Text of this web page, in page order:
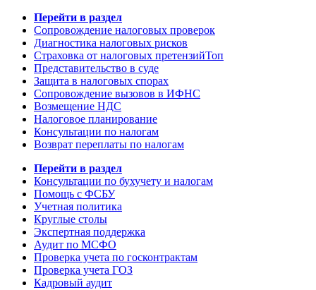
Перейти в раздел
Сопровождение налоговых проверок
Диагностика налоговых рисков
Страховка от налоговых претензийТоп
Представительство в суде
Защита в налоговых спорах
Сопровождение вызовов в ИФНС
Возмещение НДС
Налоговое планирование
Консультации по налогам
Возврат переплаты по налогам
Перейти в раздел
Консультации по бухучету и налогам
Помощь с ФСБУ
Учетная политика
Круглые столы
Экспертная поддержка
Аудит по МСФО
Проверка учета по госконтрактам
Проверка учета ГОЗ
Кадровый аудит